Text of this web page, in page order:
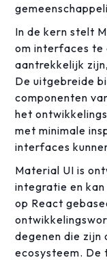
In de kern stelt
om interfaces te
aantrekkelijk
De uitgebreide
componenten
het
met minimale
interfaces
Material UI is
integratie en
op React
degenen die zijn
ecosysteem. De